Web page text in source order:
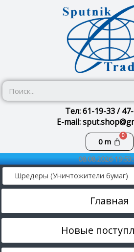
Тел: 61-19-33 /
E-mail:
0m
08.08.2026
Шредеры (Уничтожители бумаг)
Главная
Новые